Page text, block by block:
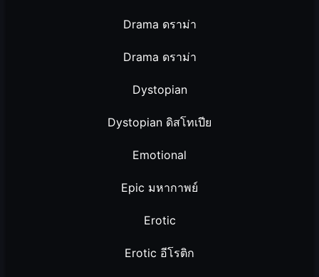
Drama ดราม่า
Drama ดราม่า
Dystopian
Dystopian ดิสโทเปีย
Emotional
Epic มหากาพย์
Erotic
Erotic อีโรติก